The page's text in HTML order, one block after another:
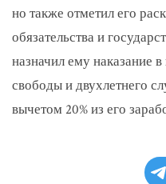
но также отметил его
обязательства и
назначил ему наказание
свободы и двухлетнего
вычетом 20% из его